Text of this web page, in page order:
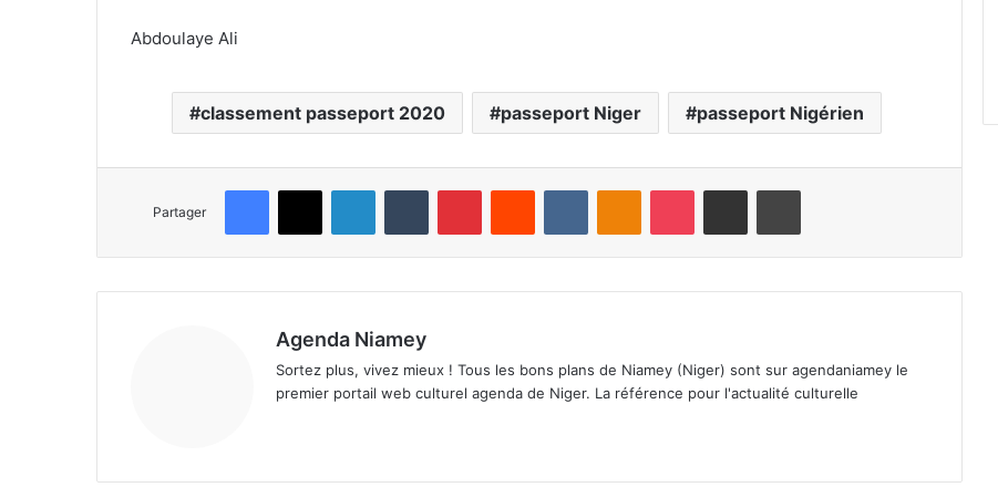
Abdoulaye Ali
classement passeport 2020 passeport Niger passeport Nigérien
Partager
Agenda Niamey
Sortez plus, vivez mieux ! Tous les bons plans de Niamey (Niger) sont sur agendaniamey le
premier portail web culturel agenda de Niger. La référence pour l'actualité culturelle